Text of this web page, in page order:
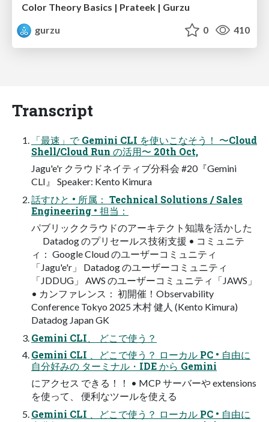
Color Theory Basics | Prateek | Gurzu
gurzu
0 410
Transcript
「最速」で Gemini CLI を使いこなそう！ 〜Cloud
Shell/Cloud Run の活用〜 20th Oct,
Jagu'e'r クラウドネイティブ分科会 #20『Gemini
CLI』 Speaker: Kento Kimura
話すひと • 所属： Technical Solutions / Sales
Engineering • 担当：
パブリッククラウドのアーキテクト知識を活かした
Datadog のプリセールス技術支援 • コミュニテ
ィ： Google Cloud のユーザーコミュニティ
「Jagu'e'r」 Datadog のユーザーコミュニティ
「JDDUG」 AWS のユーザーコミュニティ「JAWS」
• カンファレンス： 初開催！Observability
Conference Tokyo 2025 木村 健人 (Kento Kimura)
Datadog Japan GK
Gemini CLI、 どこで使う？
Gemini CLI 、どこで使う？ ローカル PC • 自由に
自分好みの ターミナル・IDE から Gemini
にアクセス できる！！ • MCP サーバーや extensions
を使って、 便利なツールを使える
Gemini CLI 、どこで使う？ ローカル PC • 自由に